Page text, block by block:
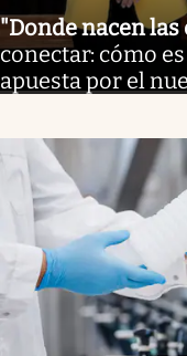
"Donde nacen las
conectar: cómo
apuesta por el